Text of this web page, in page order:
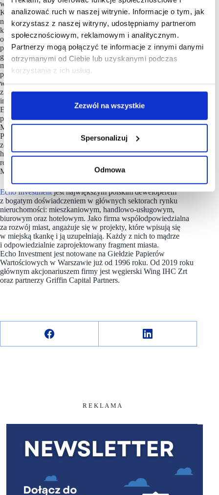
analizować ruch w naszej witrynie. Informacje o tym, jak
korzystasz z naszej witryny, udostępniamy partnerom
społecznościowym, reklamowym i analitycznym.
Partnerzy mogą połączyć te informacje z innymi danymi
otrzymanymi od Ciebie lub uzyskanymi podczas
korzystania z ich usług.
Zezwól na wszystkie
Spersonalizuj
Odmowa
w centrum Łodzi na terenie dawnych zakładów fabrycznych
Karola Scheiblera. Wielofunkcyjny projekt powstaje
na obszarze 8 ha w otoczeniu historycznej zabudowy,
która zyska nowe funkcje. Inwestycja po wielu latach
od upadku zakładów Uniontex powraca do Łodzi jako
pełnoprawna część miasta z ofertą kulturalną, rozrywkową,
gastronomiczną, usługowo – handlową, a także budynkami
mieszkalnymi, nowoczesną powierzchnią biurową, miejskim
placem (Ogrody Anny) i otwartymi, zielonymi terenami
wspólnymi. Łącznie na 8 ha zlokalizowane będą 22 budynki,
z czego 15 to obiekty historyczne. Za część mieszkaniową
inwestycji odpowiedzialny jest Archicom, należący do Grupy
Echo Investment. Łódzka Fuzja zdobyła dwie najbardziej
prestiżowe nagrody na światowym rynku nieruchomości –
MIPIM Awards 2025 w kategorii Best Urban Regeneration
Project oraz Special Jury Award. Wielofunkcyjny kompleks
został doceniony za przywrócenie lokalnej społeczności
historycznego obszaru miasta w duchu zrównoważonego
rozwoju. Za projekt odpowiada pracownia architektoniczna
Medusa Group.
Echo Investmentjest największym polskim deweloperem
z bogatym doświadczeniem w głównych sektorach rynku
nieruchomości: mieszkaniowym, handlowo-usługowym,
biurowym oraz hotelowym. Jako firma współodpowiedzialna
za rozwój miast, angażuje się w projekty, które wpisują się
w miejską tkankę i ją uzupełniają. Każdy z nich to mądrze
i odpowiedzialnie zaprojektowany fragment miasta.
Echo Investment jest notowane na Giełdzie Papierów
Wartościowych w Warszawie już od 1996 roku. Od 2019 roku
głównym akcjonariuszem firmy jest węgierski Wing IHC Zrt
oraz partnerzy Griffin Capital Partners.
R E K L A M A